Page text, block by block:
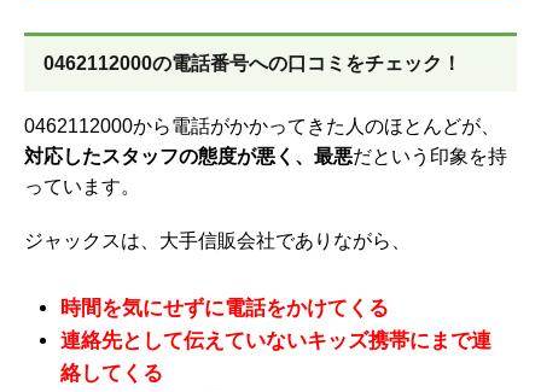
0462112000の電話番号への口コミをチェック！
0462112000から電話がかかってきた人のほとんどが、
対応したスタッフの態度が悪く、最悪だという印象を持
っています。
ジャックスは、大手信販会社でありながら、
時間を気にせずに電話をかけてくる
連絡先として伝えていないキッズ携帯にまで連
絡してくる